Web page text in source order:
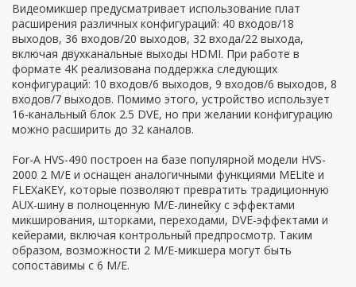
Видеомикшер предусматривает использование плат
расширения различных конфигураций: 40 входов/18
выходов, 36 входов/20 выходов, 32 входа/22 выхода,
включая двухканальные выходы HDMI. При работе в
формате 4K реализована поддержка следующих
конфигураций: 10 входов/6 выходов, 9 входов/6 выходов, 8
входов/7 выходов. Помимо этого, устройство использует
16-канальный блок 2.5 DVE, но при желании конфигурацию
можно расширить до 32 каналов.
For-A HVS-490 построен на базе популярной модели HVS-
2000 2 M/E и оснащен аналогичными функциями MELite и
FLEXaKEY, которые позволяют превратить традиционную
AUX-шину в полноценную M/E-линейку с эффектами
микширования, шторками, переходами, DVE-эффектами и
кейерами, включая контрольный предпросмотр. Таким
образом, возможности 2 M/E-микшера могут быть
сопоставимы с 6 M/E.